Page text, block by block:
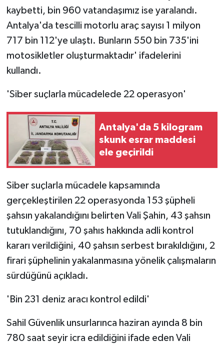
kaybetti, bin 960 vatandaşımız ise yaralandı.
Antalya'da tescilli motorlu araç sayısı 1 milyon
717 bin 112'ye ulaştı. Bunların 550 bin 735'ini
motosikletler oluşturmaktadır' ifadelerini
kullandı.
'Siber suçlarla mücadelede 22 operasyon'
Antalya'da 5 kilogram
skunk esrar maddesi
ele geçirildi
Siber suçlarla mücadele kapsamında
gerçekleştirilen 22 operasyonda 153 şüpheli
şahsın yakalandığını belirten Vali Şahin, 43 şahsın
tutuklandığını, 70 şahıs hakkında adli kontrol
kararı verildiğini, 40 şahsın serbest bırakıldığını, 2
firari şüphelinin yakalanmasına yönelik çalışmaların
sürdüğünü açıkladı.
'Bin 231 deniz aracı kontrol edildi'
Sahil Güvenlik unsurlarınca haziran ayında 8 bin
780 saat seyir icra edildiğini ifade eden Vali